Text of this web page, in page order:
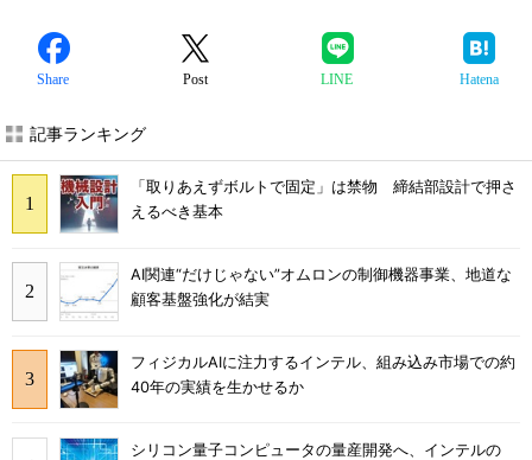
Share Post LINE Hatena
記事ランキング
「取りあえずボルトで固定」は禁物 締結部設計で押さ
えるべき基本
AI関連“だけじゃない”オムロンの制御機器事業、地道な
顧客基盤強化が結実
フィジカルAIに注力するインテル、組み込み市場での約
40年の実績を生かせるか
シリコン量子コンピュータの量産開発へ、インテルの